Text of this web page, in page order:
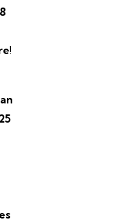
!